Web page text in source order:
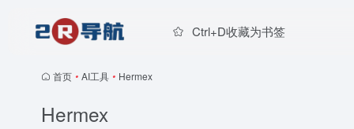
Ctrl+D收藏为书签
首页 • AI工具 • Hermex
Hermex